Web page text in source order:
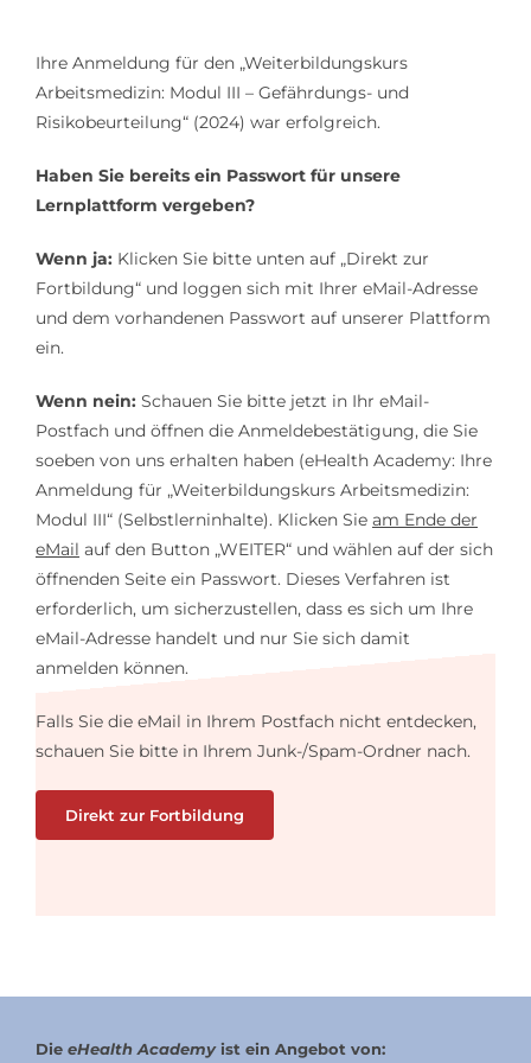
Ihre Anmeldung für den „Weiterbildungskurs
Arbeitsmedizin: Modul III – Gefährdungs- und
Risikobeurteilung“ (2024) war erfolgreich.
Haben Sie bereits ein Passwort für unsere
Lernplattform vergeben?
Wenn ja: Klicken Sie bitte unten auf „Direkt zur
Fortbildung“ und loggen sich mit Ihrer eMail-Adresse
und dem vorhandenen Passwort auf unserer Plattform
ein.
Wenn nein:Schauen Sie bitte jetzt in Ihr eMail-
Postfach und öffnen die Anmeldebestätigung, die Sie
soeben von uns erhalten haben (eHealth Academy: Ihre
Anmeldung für „Weiterbildungskurs Arbeitsmedizin:
Modul III“ (Selbstlerninhalte). Klicken Sie am Ende der
eMail auf den Button „WEITER“ und wählen auf der sich
öffnenden Seite ein Passwort. Dieses Verfahren ist
erforderlich, um sicherzustellen, dass es sich um Ihre
eMail-Adresse handelt und nur Sie sich damit
anmelden können.
Falls Sie die eMail in Ihrem Postfach nicht entdecken,
schauen Sie bitte in Ihrem Junk-/Spam-Ordner nach.
Direkt zur Fortbildung
Die eHealth Academyist ein Angebot von: